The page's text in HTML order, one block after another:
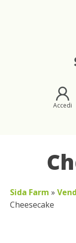
Accedi
Sida Farm »
Cheesecake